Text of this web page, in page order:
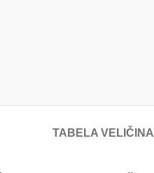
TABELA VELIČINA